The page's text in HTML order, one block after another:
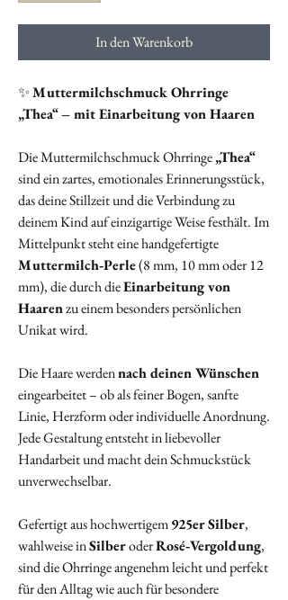
In den Warenkorb
✨Muttermilchschmuck Ohrringe
„Thea“ – mit Einarbeitung von Haaren
Die Muttermilchschmuck Ohrringe„Thea“
sind ein zartes, emotionales Erinnerungsstück,
das deine Stillzeit und die Verbindung zu
deinem Kind auf einzigartige Weise festhält. Im
Mittelpunkt steht eine handgefertigte
Muttermilch‑Perle(8 mm, 10 mm oder 12
mm), die durch dieEinarbeitung von
Haarenzu einem besonders persönlichen
Unikat wird.
Die Haare werdennach deinen Wünschen
eingearbeitet – ob als feiner Bogen, sanfte
Linie, Herzform oder individuelle Anordnung.
Jede Gestaltung entsteht in liebevoller
Handarbeit und macht dein Schmuckstück
unverwechselbar.
Gefertigt aus hochwertigem925er Silber,
wahlweise inSilberoderRosé‑Vergoldung,
sind die Ohrringe angenehm leicht und perfekt
für den Alltag wie auch für besondere